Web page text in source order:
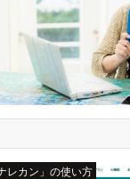
ナレカン」の使い方